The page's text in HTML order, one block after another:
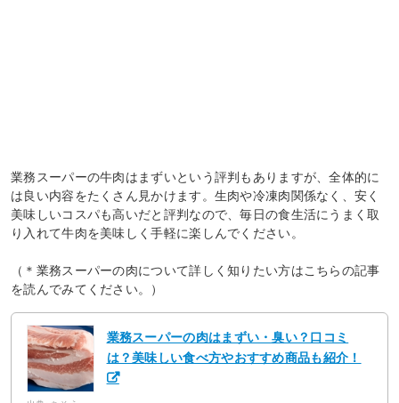
業務スーパーの牛肉はまずいという評判もありますが、全体的に
は良い内容をたくさん見かけます。生肉や冷凍肉関係なく、安く
美味しいコスパも高いだと評判なので、毎日の食生活にうまく取
り入れて牛肉を美味しく手軽に楽しんでください。
（＊業務スーパーの肉について詳しく知りたい方はこちらの記事
を読んでみてください。）
業務スーパーの肉はまずい・臭い？口コミ
は？美味しい食べ方やおすすめ商品も紹介！